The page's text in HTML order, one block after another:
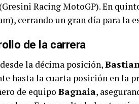
(Gresini Racing MotoGP). En
cerrando un gran día para la
de la carrera
la décima posición,
hasta la cuarta posición en la
de equipo Bagnaia,